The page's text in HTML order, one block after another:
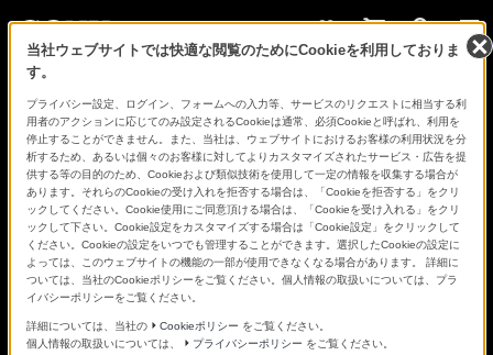
あ、
見
た
こ
と
の
な
い
世
界
へ。
α
Universe
当社ウェブサイトでは快適な閲覧のためにCookieを利用しておりま
す。
プライバシー設定、ログイン、フォームへの入力等、サービスのリクエストに相当する利
用者のアクションに応じてのみ設定されるCookieは通常、必須Cookieと呼ばれ、利用を
停止することができません。また、当社は、ウェブサイトにおけるお客様の利用状況を分
析するため、あるいは個々のお客様に対してよりカスタマイズされたサービス・広告を提
供する等の目的のため、Cookieおよび類似技術を使用して一定の情報を収集する場合が
あります。それらのCookieの受け入れを拒否する場合は、「Cookieを拒否する」をクリ
ックしてください。Cookie使用にご同意頂ける場合は、「Cookieを受け入れる」をクリ
ックして下さい。Cookie設定をカスタマイズする場合は「Cookie設定」をクリックして
ください。Cookieの設定をいつでも管理することができます。選択したCookieの設定に
よっては、このウェブサイトの機能の一部が使用できなくなる場合があります。 詳細に
ついては、当社のCookieポリシーをご覧ください。個人情報の取扱いについては、プラ
イバシーポリシーをご覧ください。
詳細については、当社の Cookieポリシー をご覧ください。
個人情報の取扱いについては、
プライバシーポリシー をご覧ください。